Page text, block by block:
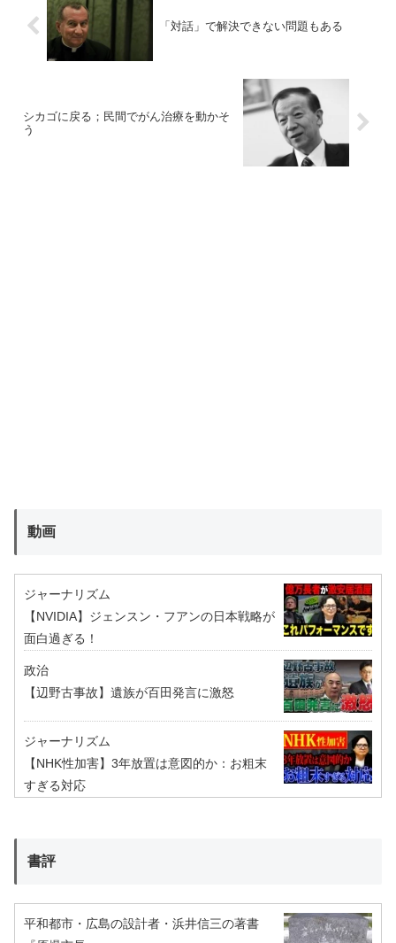
「対話」で解決できない問題もある
シカゴに戻る；民間でがん治療を動かそ
う
動画
ジャーナリズム
【NVIDIA】ジェンスン・フアンの日本戦略が
面白過ぎる！
政治
【辺野古事故】遺族が百田発言に激怒
ジャーナリズム
【NHK性加害】3年放置は意図的か：お粗末
すぎる対応
書評
平和都市・広島の設計者・浜井信三の著書